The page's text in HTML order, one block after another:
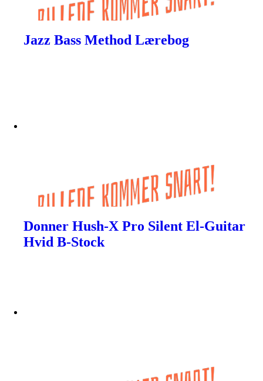
Jazz Bass Method Lærebog
Donner Hush-X Pro Silent El-Guitar
Hvid B-Stock